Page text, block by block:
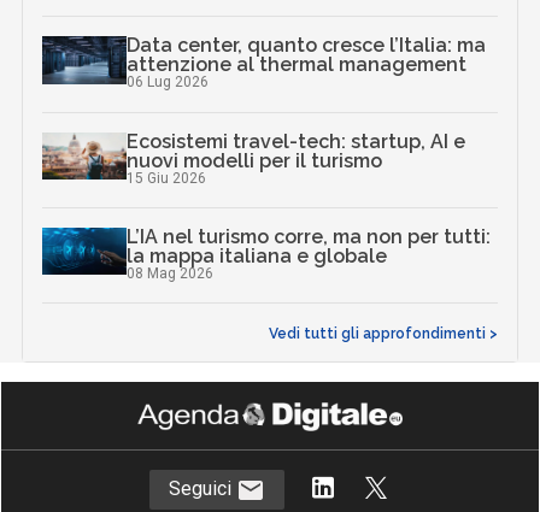
Data center, quanto cresce l’Italia: ma
attenzione al thermal management
06 Lug 2026
Ecosistemi travel-tech: startup, AI e
nuovi modelli per il turismo
15 Giu 2026
L’IA nel turismo corre, ma non per tutti:
la mappa italiana e globale
08 Mag 2026
Vedi tutti gli approfondimenti >
Seguici